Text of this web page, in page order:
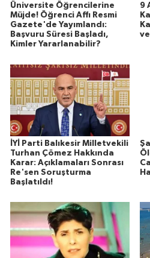
Üniversite Öğrencilerine
Müjde! Öğrenci Affı Resmi
Gazete'de Yayımlandı:
Başvuru Süresi Başladı,
Kimler Yararlanabilir?
9
İYİ Parti Balıkesir Milletvekili
Turhan Çömez Hakkında
Karar: Açıklamaları Sonrası
Re'sen Soruşturma
Başlatıldı!